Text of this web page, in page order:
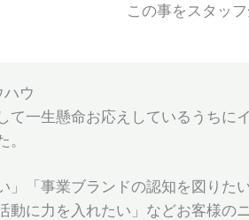
この事をスタッ
ウ
て一生懸命お応えしているうちに
」「事業ブランドの認知を図りた
に力を入れたい」などお客様の